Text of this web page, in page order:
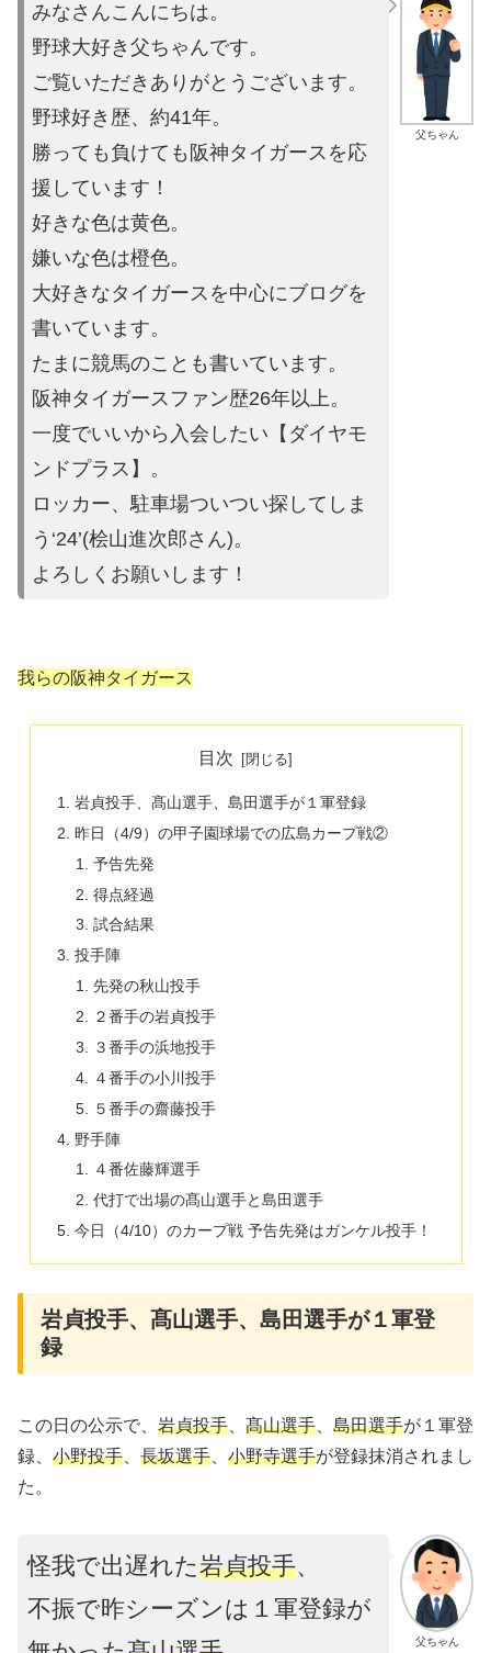
父ちゃん
みなさんこんにちは。
野球大好き父ちゃんです。
ご覧いただきありがとうございます。
野球好き歴、約41年。
勝っても負けても阪神タイガースを応
援しています！
好きな色は黄色。
嫌いな色は橙色。
大好きなタイガースを中心にブログを
書いています。
たまに競馬のことも書いています。
阪神タイガースファン歴26年以上。
一度でいいから入会したい【ダイヤモ
ンドプラス】。
ロッカー、駐車場ついつい探してしま
う‘24’(桧山進次郎さん)。
よろしくお願いします！
我らの阪神タイガース
目次
岩貞投手、髙山選手、島田選手が１軍登録
昨日（4/9）の甲子園球場での広島カープ戦②
予告先発
得点経過
試合結果
投手陣
先発の秋山投手
２番手の岩貞投手
３番手の浜地投手
４番手の小川投手
５番手の齋藤投手
野手陣
４番佐藤輝選手
代打で出場の髙山選手と島田選手
今日（4/10）のカープ戦 予告先発はガンケル投手！
岩貞投手、髙山選手、島田選手が１軍登
録
この日の公示で、 岩貞投手 髙山選手 島田選手が１軍登
録、 小野投手 長坂選手 小野寺選手が登録抹消されまし
た。
父ちゃん
怪我で出遅れた岩貞投手、
不振で昨シーズンは１軍登録が